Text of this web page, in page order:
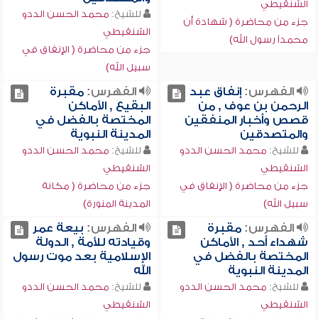
الشنقيطي
جزء من محاضرة ( شهادة أن
محمداً رسول الله)
للشيخ: محمد الحسن الددو
الشنقيطي
جزء من محاضرة ( الإنفاق في
سبيل الله)
الفهرس:إنفاق عبد
الرحمن بن عوف , من
قصص وأخبار المنفقين
والمتصدقين
للشيخ: محمد الحسن الددو
الشنقيطي
جزء من محاضرة ( الإنفاق في
سبيل الله)
الفهرس:مقبرة
البقيع , الأماكن
المختصة بالفضل في
المدينة النبوية
للشيخ: محمد الحسن الددو
الشنقيطي
جزء من محاضرة ( مكانة
المدينة المنورة)
الفهرس:مقبرة
شهداء أحد , الأماكن
المختصة بالفضل في
المدينة النبوية
للشيخ: محمد الحسن الددو
الشنقيطي
الفهرس: بيعة عمر
وقيادته للأمة , الدولة
الإسلامية بعد موت رسول
الله
للشيخ: محمد الحسن الددو
الشنقيطي